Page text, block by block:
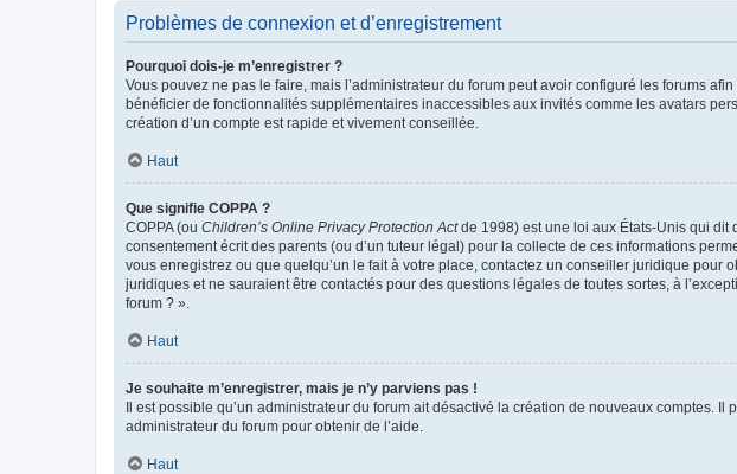
Problèmes de connexion et d’enregistrement
Pourquoi dois-je m’enregistrer ?
Vous pouvez ne pas le faire, mais l’administrateur du forum peut avoir configuré les forums
bénéficier de fonctionnalités supplémentaires inaccessibles aux invités comme les avatars
création d’un compte est rapide et vivement conseillée.
Haut
Que signifie COPPA ?
COPPA (ou Children’s Online Privacy Protection Actde 1998) est une loi aux États-Unis qui dit
consentement écrit des parents (ou d’un tuteur légal) pour la collecte de ces informations
vous enregistrez ou que quelqu’un le fait à votre place, contactez un conseiller juridique
juridiques et ne sauraient être contactés pour des questions légales de toutes sortes, à
forum ? ».
Haut
Je souhaite m’enregistrer, mais je n’y parviens pas !
Il est possible qu’un administrateur du forum ait désactivé la création de nouveaux comptes.
administrateur du forum pour obtenir de l’aide.
Haut